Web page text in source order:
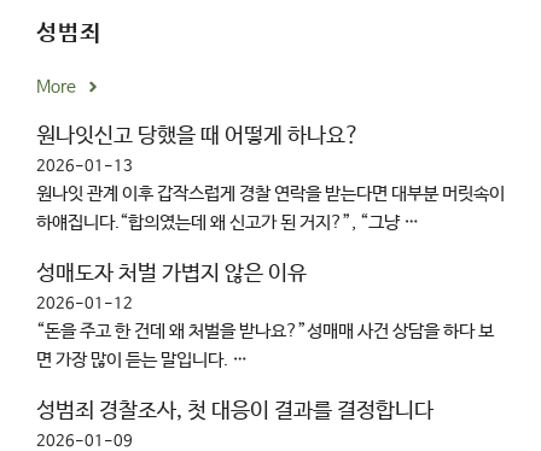
성범죄
More
원나잇신고 당했을 때 어떻게 하나요?
2026-01-13
원나잇 관계 이후 갑작스럽게 경찰 연락을 받는다면 대부분 머릿속이
하얘집니다.“합의였는데 왜 신고가 된 거지?”, “그냥 …
성매도자 처벌 가볍지 않은 이유
2026-01-12
“돈을 주고 한 건데 왜 처벌을 받나요?”성매매 사건 상담을 하다 보
면 가장 많이 듣는 말입니다. …
성범죄 경찰조사, 첫 대응이 결과를 결정합니다
2026-01-09